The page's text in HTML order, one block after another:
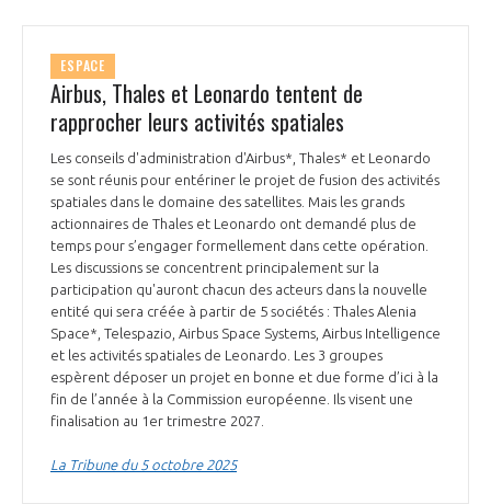
ESPACE
Airbus, Thales et Leonardo tentent de
rapprocher leurs activités spatiales
Les conseils d'administration d'Airbus*, Thales* et Leonardo
se sont réunis pour entériner le projet de fusion des activités
spatiales dans le domaine des satellites. Mais les grands
actionnaires de Thales et Leonardo ont demandé plus de
temps pour s’engager formellement dans cette opération.
Les discussions se concentrent principalement sur la
participation qu'auront chacun des acteurs dans la nouvelle
entité qui sera créée à partir de 5 sociétés : Thales Alenia
Space*, Telespazio, Airbus Space Systems, Airbus Intelligence
et les activités spatiales de Leonardo. Les 3 groupes
espèrent déposer un projet en bonne et due forme d’ici à la
fin de l’année à la Commission européenne. Ils visent une
finalisation au 1er trimestre 2027.
La Tribune du 5 octobre 2025